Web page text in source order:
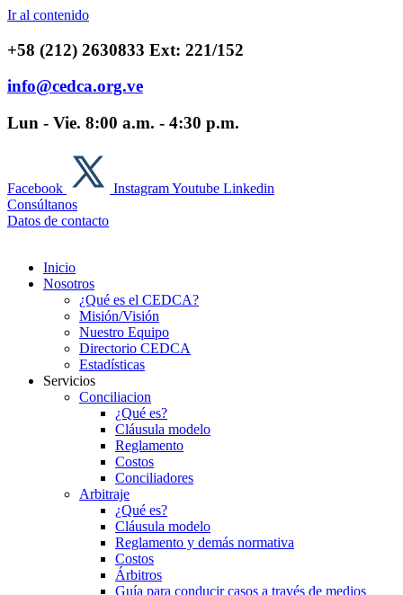
Ir al contenido
+58 (212) 2630833 Ext: 221/152
info@cedca.org.ve
Lun - Vie. 8:00 a.m. - 4:30 p.m.
Facebook InstagramYoutube Linkedin
Consúltanos
Datos de contacto
Inicio
Nosotros
¿Qué es el CEDCA?
Misión/Visión
Nuestro Equipo
Directorio CEDCA
Estadísticas
Servicios
Conciliacion
¿Qué es?
Cláusula modelo
Reglamento
Costos
Conciliadores
Arbitraje
¿Qué es?
Cláusula modelo
Reglamento y demás normativa
Costos
Árbitros
Guía para conducir casos a través de medios